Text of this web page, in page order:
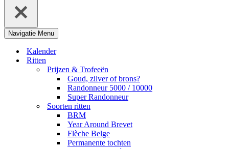
Navigatie Menu
Kalender
Ritten
Prijzen & Trofeeën
Goud, zilver of brons?
Randonneur 5000 / 10000
Super Randonneur
Soorten ritten
BRM
Year Around Brevet
Flèche Belge
Permanente tochten